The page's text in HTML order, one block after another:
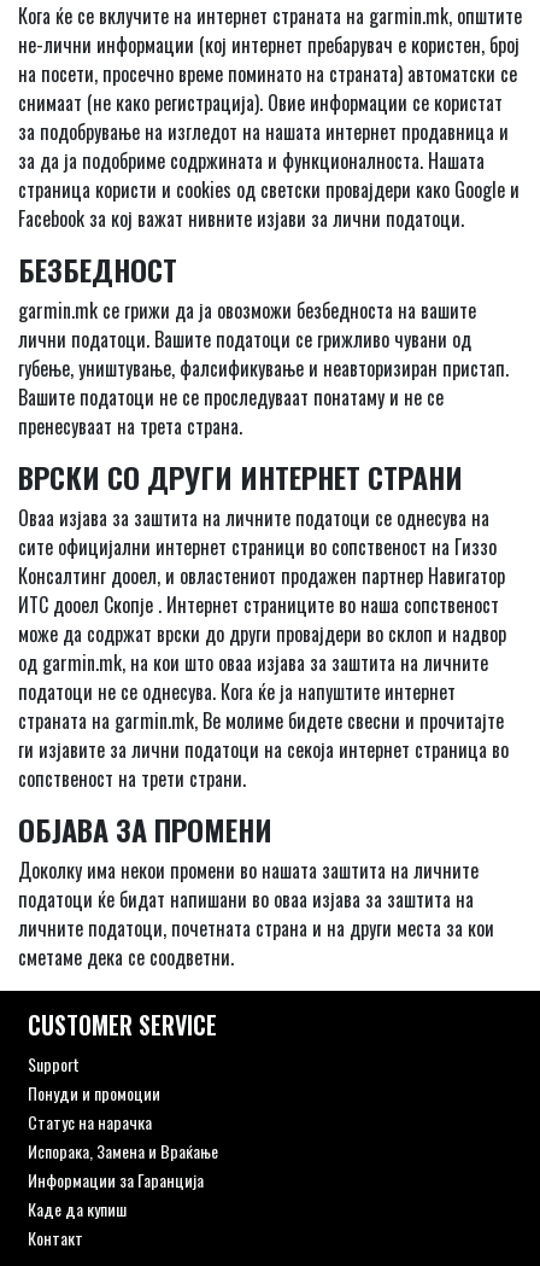
Кога ќе се вклучите на интернет страната на garmin.mk, општите
не-лични информации (кој интернет пребарувач е користен, број
на посети, просечно време поминато на страната) автоматски се
снимаат (не како регистрација). Овие информации се користат
за подобрување на изгледот на нашата интернет продавница и
за да ја подобриме содржината и функционалноста. Нашата
страница користи и cookies од светски провајдери како Google и
Facebook за кој важат нивните изјави за лични податоци.
БЕЗБЕДНОСТ
garmin.mk се грижи да ја овозможи безбедноста на вашите
лични податоци. Вашите податоци се грижливо чувани од
губење, уништување, фалсификување и неавторизиран пристап.
Вашите податоци не се проследуваат понатаму и не се
пренесуваат на трета страна.
ВРСКИ СО ДРУГИ ИНТЕРНЕТ СТРАНИ
Оваа изјава за заштита на личните податоци се однесува на
сите официјални интернет страници во сопственост на Гиззо
Консалтинг дооел, и овластениот продажен партнер Навигатор
ИТС дооел Скопје . Интернет страниците во наша сопственост
може да содржат врски до други провајдери во склоп и надвор
од garmin.mk, на кои што оваа изјава за заштита на личните
податоци не се однесува. Кога ќе ја напуштите интернет
страната на garmin.mk, Ве молиме бидете свесни и прочитајте
ги изјавите за лични податоци на секоја интернет страница во
сопственост на трети страни.
ОБЈАВА ЗА ПРОМЕНИ
Доколку има некои промени во нашата заштита на личните
податоци ќе бидат напишани во оваа изјава за заштита на
личните податоци, почетната страна и на други места за кои
сметаме дека се соодветни.
CUSTOMER SERVICE
Support
Понуди и промоции
Статус на нарачка
Испорака, Замена и Враќање
Информации за Гаранција
Каде да купиш
Контакт